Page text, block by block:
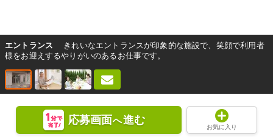
エントランス
きれいなエントランスが印象的な施設で、笑顔で利用者
様をお迎えするやりがいのあるお仕事です。
応募画面へ進む
お気に入り